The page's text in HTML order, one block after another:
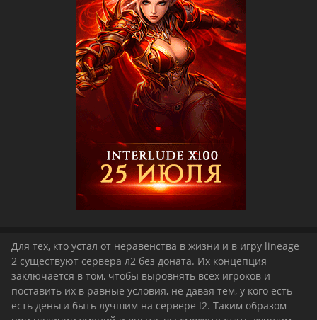
Для тех, кто устал от неравенства в жизни и в игру lineage
2 существуют сервера л2 без доната. Их концепция
заключается в том, чтобы выровнять всех игроков и
поставить их в равные условия, не давая тем, у кого есть
есть деньги быть лучшим на сервере l2. Таким образом